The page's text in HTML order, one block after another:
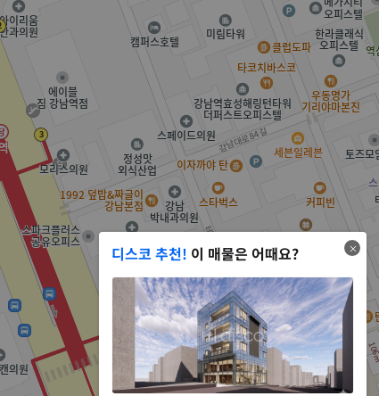
디스코 추천! 이 매물은 어때요?